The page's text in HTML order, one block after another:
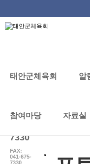
태안군체육회 알
참여마당 자료실
041-
7330
FAX:
041-675-
7330